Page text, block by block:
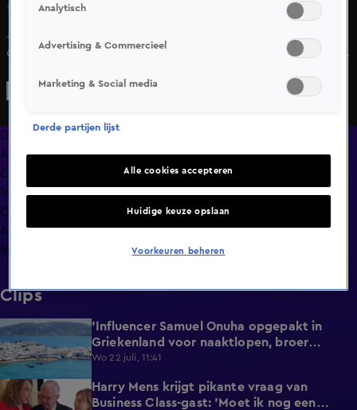
17 mrt 2025, 21:40
Johan Derksen reageert bij Vandaag Inside op het
overlijden van Rob de Nijs. De zanger leed al jaren aan de
Overzicht
Afleveringen
Clips
In de wandelgangen
Compilaties
Anderen keken ook
Info
Clips
1:00
'Influencer Samuel Onuha opgepakt in
Griekenland voor naaktlopen, broer
reageert met statement'
Wo 22 juli, 11:41
0:17
Harry Mens krijgt pikante vraag van
Business Class-gast: 'Moet ik nog een
Analytisch
Advertising & Commercieel
Marketing & Social media
Derde partijen lijst
Alle cookies accepteren
Huidige keuze opslaan
Voorkeuren beheren